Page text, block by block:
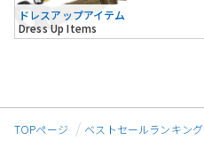
ドレスアップアイテム
Dress Up Items
TOPページ ベストセールランキング